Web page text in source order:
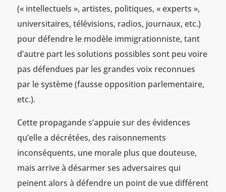
(« intellectuels », artistes, politiques, « experts »,
universitaires, télévisions, radios, journaux, etc.)
pour défendre le modèle immigrationniste, tant
d’autre part les solutions possibles sont peu voire
pas défendues par les grandes voix reconnues
par le système (fausse opposition parlementaire,
etc.).
Cette propagande s’appuie sur des évidences
qu’elle a décrétées, des raisonnements
inconséquents, une morale plus que douteuse,
mais arrive à désarmer ses adversaires qui
peinent alors à défendre un point de vue différent